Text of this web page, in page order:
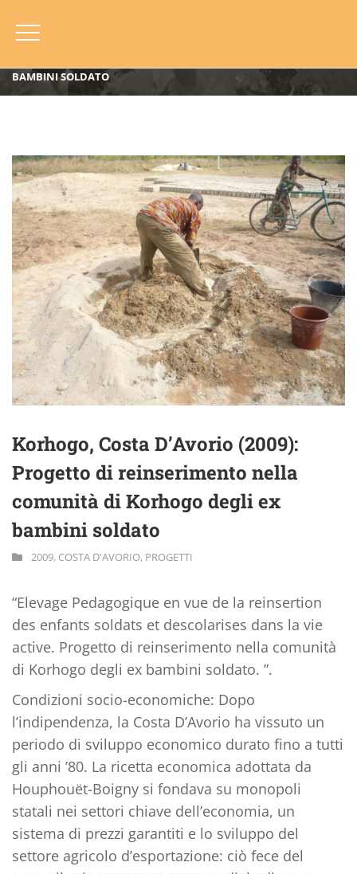
HOME
BAMBINI SOLDATO
Korhogo, Costa D’Avorio (2009):
Progetto di reinserimento nella
comunità di Korhogo degli ex
bambini soldato
2009, COSTA D'AVORIO, PROGETTI
“Elevage Pedagogique en vue de la reinsertion
des enfants soldats et descolarises dans la vie
active. Progetto di reinserimento nella comunità
di Korhogo degli ex bambini soldato. ”.
Condizioni socio-economiche: Dopo
l’indipendenza, la Costa D’Avorio ha vissuto un
periodo di sviluppo economico durato fino a tutti
gli anni ’80. La ricetta economica adottata da
Houphouët-Boigny si fondava su monopoli
statali nei settori chiave dell’economia, un
sistema di prezzi garantiti e lo sviluppo del
settore agricolo d’esportazione: ciò fece del